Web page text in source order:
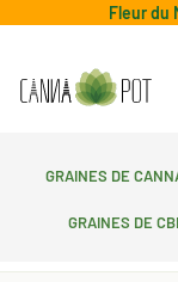
Fleur du
Graines de
Graines de